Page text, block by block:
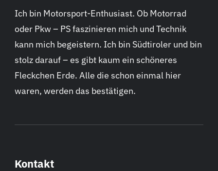
Ich bin Motorsport-Enthusiast. Ob Motorrad
oder Pkw – PS faszinieren mich und Technik
kann mich begeistern. Ich bin Südtiroler und bin
stolz darauf – es gibt kaum ein schöneres
Fleckchen Erde. Alle die schon einmal hier
waren, werden das bestätigen.
Kontakt